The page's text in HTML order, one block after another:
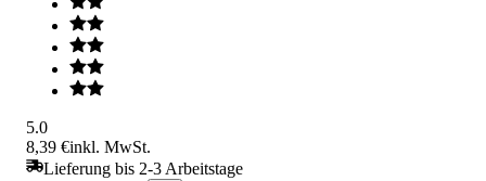
5.0
8,39 €inkl. MwSt.
Lieferung bis 2-3 Arbeitstage